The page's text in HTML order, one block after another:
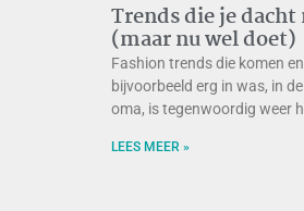
Trends die je
(maar nu wel doet)
Fashion trends die komen
bijvoorbeeld erg in was, in
oma, is tegenwoordig weer
LEES MEER »